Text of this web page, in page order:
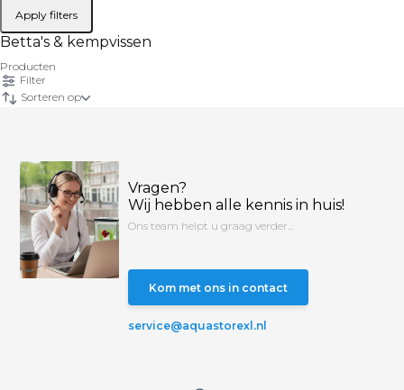
Apply filters
Betta's & kempvissen
Producten
Filter
Sorteren op
Vragen?
Wij hebben alle kennis in huis!
Ons team helpt u graag verder...
Kom met ons in contact
service@aquastorexl.nl